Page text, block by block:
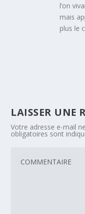
l’on
mais
plus le
LAISSER UNE
Votre adresse e-mail
obligatoires sont